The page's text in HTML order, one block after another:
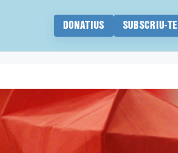
DONATIUS SUBSCRIU-TE